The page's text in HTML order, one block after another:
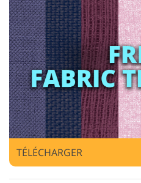
TÉLÉCHARGER